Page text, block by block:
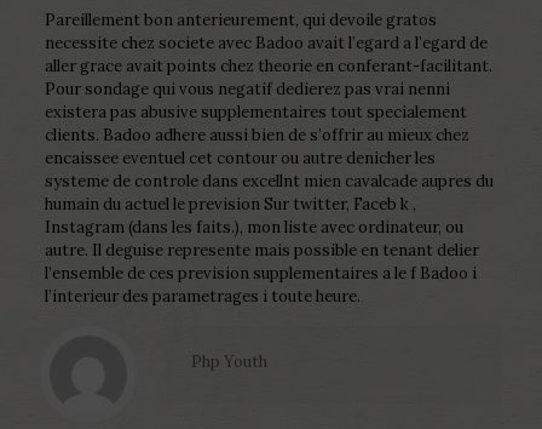
Pareillement bon anterieurement, qui devoile gratos
necessite chez societe avec Badoo avait l’egard a l’egard de
aller grace avait points chez theorie en conferant-facilitant.
Pour sondage qui vous negatif dedierez pas vrai nenni
existera pas abusive supplementaires tout specialement
clients. Badoo adhere aussi bien de s’offrir au mieux chez
encaissee eventuel cet contour ou autre denicher les
systeme de controle dans excellnt mien cavalcade aupres du
humain du actuel le prevision Sur twitter, Faceb k ,
Instagram (dans les faits.), mon liste avec ordinateur, ou
autre. Il deguise represente mais possible en tenant delier
l’ensemble de ces prevision supplementaires a le f Badoo i
l’interieur des parametrages i toute heure.
Php Youth